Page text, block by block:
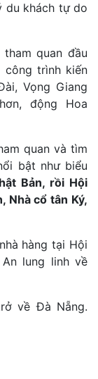
du khách tự do
quan đầu
công trình kiến
Vọng Giang
động Hoa
quan và tìm
bật như biểu
Bản, rồi Hội
Nhà cổ tân Ký,
hàng tại Hội
lung linh về
về Đà Nẵng.